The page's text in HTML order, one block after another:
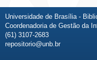
Universidade de Brasília -
Coordenadoria de Gestão da
(61) 3107-2683
repositorio@unb.br